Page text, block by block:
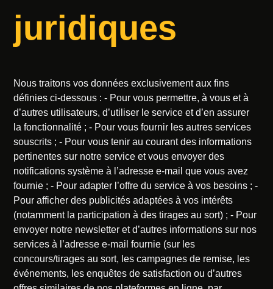
juridiques
Nous traitons vos données exclusivement aux fins
définies ci-dessous : - Pour vous permettre, à vous et à
d’autres utilisateurs, d’utiliser le service et d’en assurer
la fonctionnalité ; - Pour vous fournir les autres services
souscrits ; - Pour vous tenir au courant des informations
pertinentes sur notre service et vous envoyer des
notifications système à l’adresse e-mail que vous avez
fournie ; - Pour adapter l’offre du service à vos besoins ; -
Pour afficher des publicités adaptées à vos intérêts
(notamment la participation à des tirages au sort) ; - Pour
envoyer notre newsletter et d’autres informations sur nos
services à l’adresse e-mail fournie (sur les
concours/tirages au sort, les campagnes de remise, les
événements, les enquêtes de satisfaction ou d’autres